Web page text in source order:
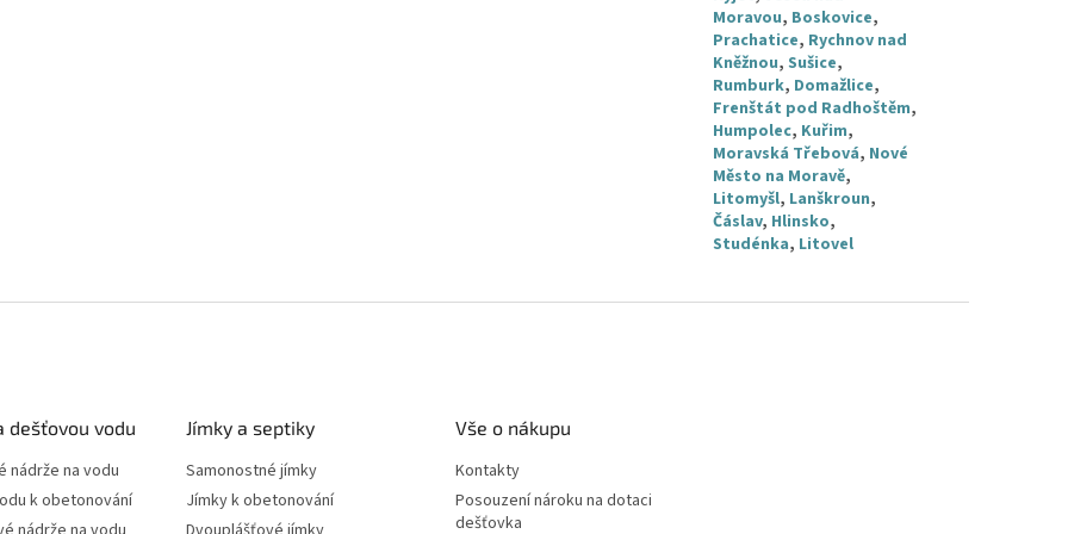
Moravou, Boskovice,
Prachatice, Rychnov nad
Kněžnou,Sušice,
Rumburk, Domažlice,
Frenštát pod Radhoštěm,
Humpolec, Kuřim,
Moravská Třebová, Nové
Město na Moravě,
Litomyšl, Lanškroun,
Čáslav, Hlinsko,
Studénka, Litovel
dešťovou vodu
nádrže na vodu
k obetonování
Jímky a septiky
Samonostné jímky
Jímky k obetonování
Vše o nákupu
Kontakty
Posouzení nároku na dotaci
dešťovka